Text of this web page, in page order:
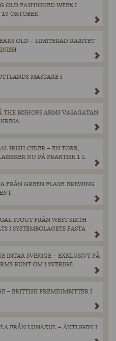
OLD FASHIONED WEEK I
OKTOBER.
OLD – LIMITERAD RARITET
MÄSTARE I
BISHOPS ARMS VASAGATAN
IRISH CIDER – EN TORR,
NU PÅ PRAKTISK 1 L
FRÅN GREEN FLASH BREWING
STOUT FRÅN WEST SIXTH
I SYSTEMBOLAGETS FASTA
INTAR SVERIGE – EXKLUSIVT PÅ
RUNT OM I SVERIGE
– BRITTISK PREMIUMBITTER I
FRÅN LUNAZUL – ÄNTLIGEN I